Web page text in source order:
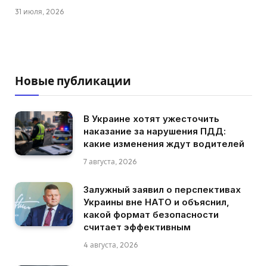
31 июля, 2026
Новые публикации
В Украине хотят ужесточить
наказание за нарушения ПДД:
какие изменения ждут водителей
7 августа, 2026
Залужный заявил о перспективах
Украины вне НАТО и объяснил,
какой формат безопасности
считает эффективным
4 августа, 2026